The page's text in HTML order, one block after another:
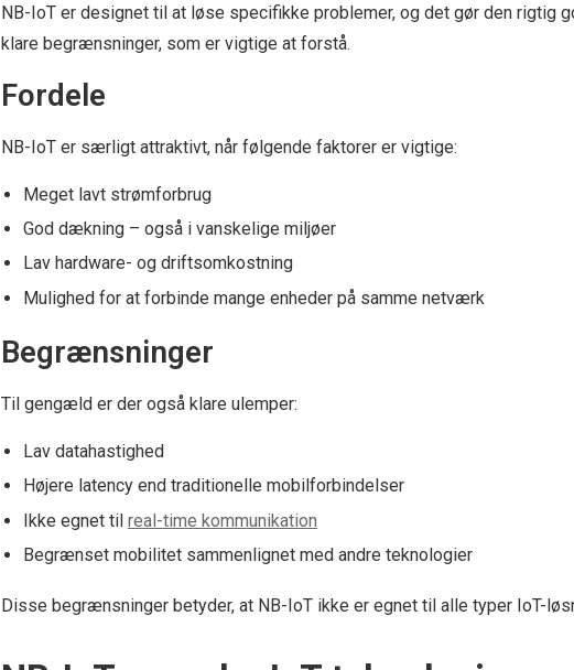
NB-IoT er designet til at løse specifikke problemer, og det gør den rigtig
klare begrænsninger, som er vigtige at forstå.
Fordele
NB-IoT er særligt attraktivt, når følgende faktorer er vigtige:
Meget lavt strømforbrug
God dækning – også i vanskelige miljøer
Lav hardware- og driftsomkostning
Mulighed for at forbinde mange enheder på samme netværk
Begrænsninger
Til gengæld er der også klare ulemper:
Lav datahastighed
Højere latency end traditionelle mobilforbindelser
Ikke egnet til real-time kommunikation
Begrænset mobilitet sammenlignet med andre teknologier
Disse begrænsninger betyder, at NB-IoT ikke er egnet til alle typer IoT-